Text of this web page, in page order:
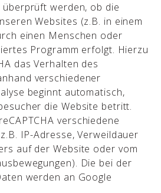
überprüft werden, ob die
Websites (z.B. in einem
einen Menschen oder
Programm erfolgt. Hierzu
das Verhalten des
verschiedener
beginnt automatisch,
die Website betritt.
verschiedene
IP-Adresse, Verweildauer
auf der Website oder vom
Die bei der
werden an Google